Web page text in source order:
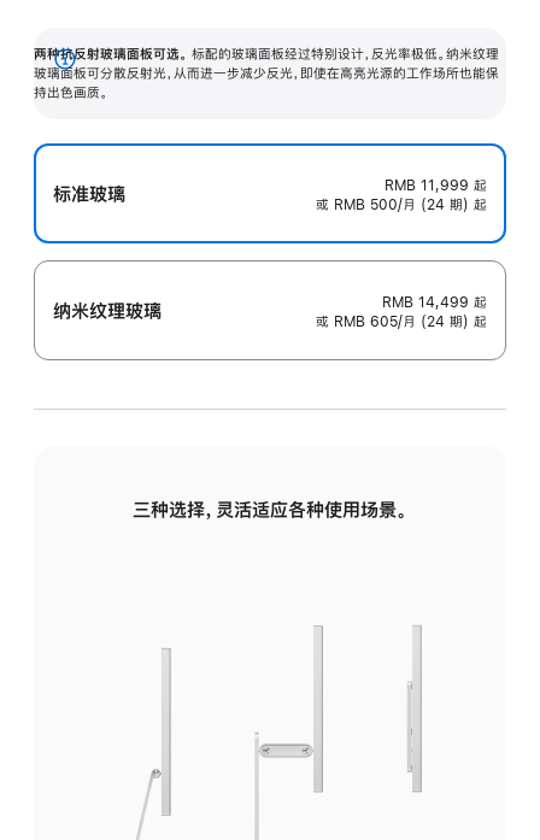
两种抗反射玻璃面板可选。 标配的玻璃面板经过特别设计，反光率极低。纳米纹理
玻璃面板可分散反射光，从而进一步减少反光，即使在高亮光源的工作场所也能保
持出色画质。
展
开
标准玻璃 RMB 11,999 起
或 RMB 500/月 (24 期) 起
纳米纹理玻璃 RMB 14,499 起
或 RMB 605/月 (24 期) 起
三种选择，灵活适应各种使用场景。